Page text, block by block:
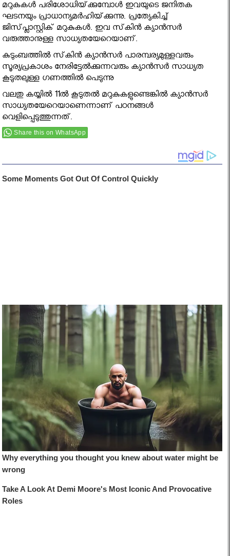
മറുകുകള്‍ പരിശോധിയ്‌ക്കുമ്പോള്‍ ഇവയുടെ ജനിതക
ഘടനയും പ്രാധാന്യമര്‍ഹിയ്‌ക്കുന്നു. പ്രത്യേകിച്ച്‌
ജിസ്‌പ്ലാസ്റ്റിക്‌ മറുകുകള്‍. ഇവ സ്‌കിന്‍ ക്യാന്‍സര്‍
വരുത്താനുള്ള സാധ്യതയേറെയാണ്‌.
കുടുംബത്തില്‍ സ്‌കിന്‍ ക്യാന്‍സര്‍ പാരമ്പര്യമുള്ളവരും
സൂര്യപ്രകാശം നേരിട്ടേല്‍ക്കുന്നവരും ക്യാന്‍സര്‍ സാധ്യത
കൂടുതലുള്ള ഗണത്തില്‍ പെടുന്നു
വലതു കയ്യില്‍ 11ല്‍ കൂടുതല്‍ മറുകുകളുണ്ടെങ്കില്‍ ക്യാന്‍സര്‍
സാധ്യതയേറെയാണെന്നാണ്‌ പഠനങ്ങള്‍
വെളിപ്പെടുത്തുന്നത്‌.
Share this on WhatsApp